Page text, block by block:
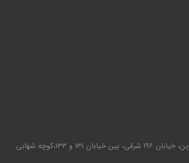
تهران - تهرانپارس بلوار پروین، خیابان 196 شرقی، بین خیابان 131 و 133،کوچه شهابی